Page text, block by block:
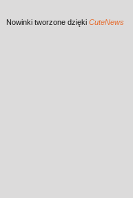
Nowinki tworzone dzięki CuteNews